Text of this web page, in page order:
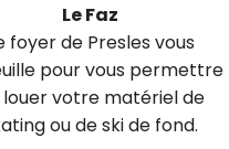
Le Faz
foyer de Presles vous
pour vous permettre
louer votre matériel de
ou de ski de fond.